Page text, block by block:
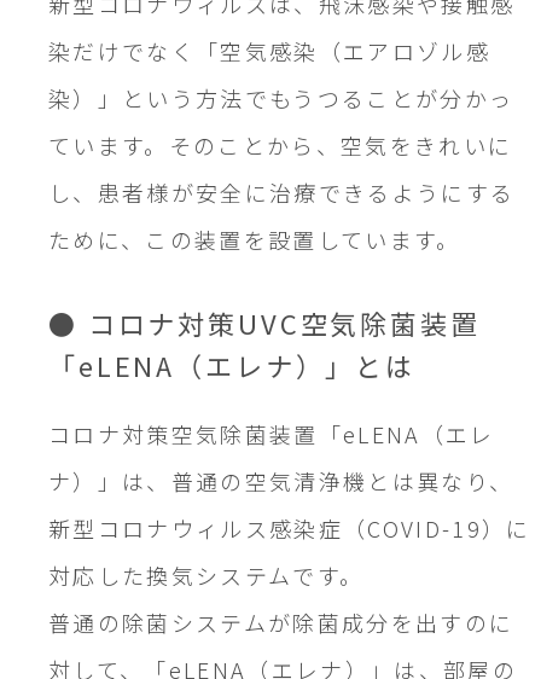
染だけでなく「空気感染（エアロゾル感
染）」という方法でもうつることが分かっ
ています。そのことから、空気をきれいに
し、患者様が安全に治療できるようにする
ために、この装置を設置しています。
● コロナ対策UVC空気除菌装置
「eLENA（エレナ）」とは
コロナ対策空気除菌装置「eLENA（エレ
ナ）」は、普通の空気清浄機とは異なり、
新型コロナウィルス感染症（COVID-19）に
対応した換気システムです。
普通の除菌システムが除菌成分を出すのに
対して、「eLENA（エレナ）」は、部屋の